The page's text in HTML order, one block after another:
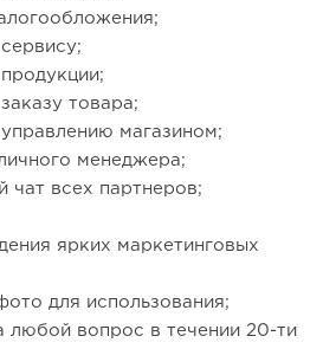
товара;
магазином;
менеджера;
чат всех партнеров;
ярких маркетинговых
для использования;
любой вопрос в течении 20-ти